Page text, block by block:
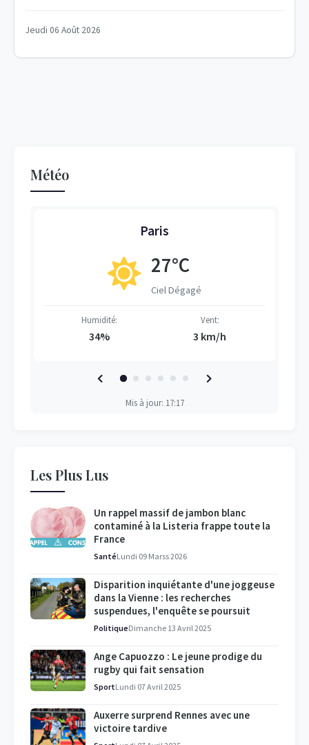
Jeudi 06 Août 2026
Météo
Paris
27°C
Ciel Dégagé
Humidité:
34%
Vent:
3 km/h
Mis à jour: 17:17
Les Plus Lus
Un rappel massif de jambon blanc
contaminé à la Listeria frappe toute la
France
SantéLundi 09 Marss 2026
Disparition inquiétante d'une joggeuse
dans la Vienne : les recherches
suspendues, l'enquête se poursuit
PolitiqueDimanche 13 Avril 2025
Ange Capuozzo : Le jeune prodige du
rugby qui fait sensation
SportLundi 07 Avril 2025
Auxerre surprend Rennes avec une
victoire tardive